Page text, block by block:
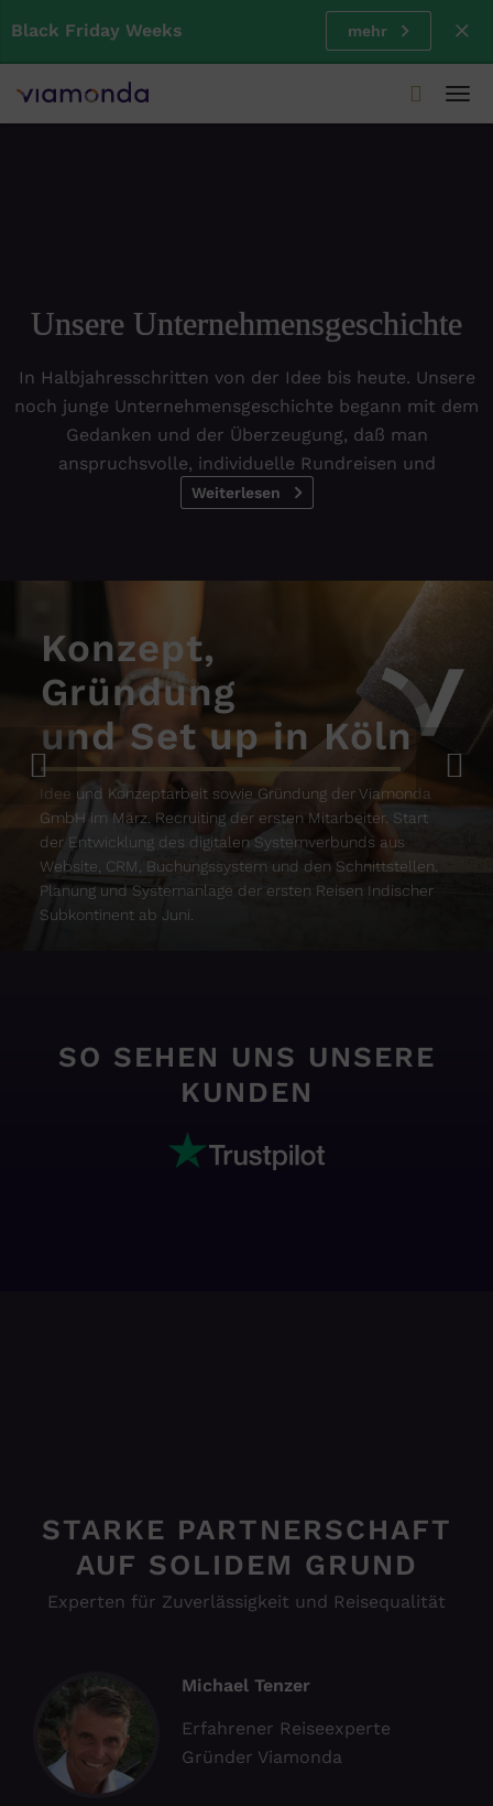
Black Friday Weeks mehr
Unsere Unternehmensgeschichte
In Halbjahresschritten von der Idee bis heute. Unsere
noch junge Unternehmensgeschichte begann mit dem
Gedanken und der Überzeugung, daß man
anspruchsvolle, individuelle Rundreisen und
Weiterlesen
Konzept,
Gründung
und Set up in Köln
Idee und Konzeptarbeit sowie Gründung der Viamonda
GmbH im März. Recruiting der ersten Mitarbeiter. Start
der Entwicklung des digitalen Systemverbunds aus
Website, CRM, Buchungssystem und den Schnittstellen.
Planung und Systemanlage der ersten Reisen Indischer
Subkontinent ab Juni.
SO SEHEN UNS UNSERE
KUNDEN
STARKE PARTNERSCHAFT
AUF SOLIDEM GRUND
Experten für Zuverlässigkeit und Reisequalität
Michael Tenzer
Erfahrener Reiseexperte
Gründer Viamonda